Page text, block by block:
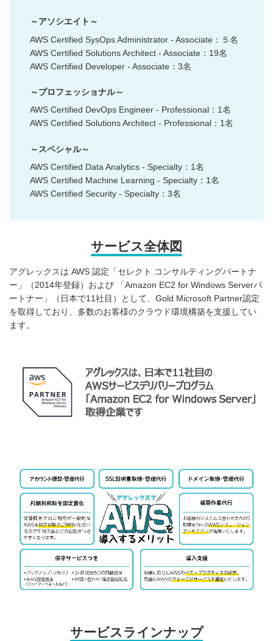
～アソシエイト～
AWS Certified SysOps Administrator - Associate：５名
AWS Certified Solutions Architect - Associate：19名
AWS Certified Developer - Associate：3名
～プロフェッショナル～
AWS Certified DevOps Engineer - Professional：1名
AWS Certified Solutions Architect - Professional：1名
～スペシャル～
AWS Certified Data Analytics - Specialty：1名
AWS Certified Machine Learning - Specialty：1名
AWS Certified Security - Specialty：3名
サービス全体図
アグレックスは AWS 認定「セレクト コンサルティングパートナ
ー」（2014年登録）および 「Amazon EC2 for Windows Serverパ
ートナー」（日本で11社目）として、Gold Microsoft Partner認定
を取得しており、多数のお客様のクラウド環境構築を支援してい
ます。
サービスラインナップ